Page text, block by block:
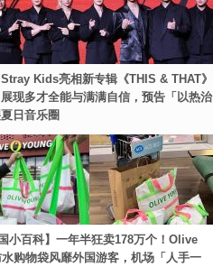
Kids亮相新专辑《THIS & THAT》
现多才全能与满满自信，预告「以热治
日音乐圈
小百科】一年半狂卖178万个！Olive
购物袋风靡外国游客，机场「人手一